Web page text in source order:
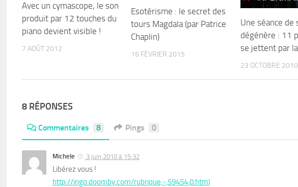
Avec un cymascope, le son
produit par 12 touches du
piano devient visible !
7 AOÛT 2012
Esotérisme : le secret des
tours Magdala (par Patrice
Chaplin)
16 FÉVRIER 2015
Une séance
dégénère : 11
se jettent par
23 OCTOBRE 2010
8 RÉPONSES
Commentaires 8 Pings 0
Michele 3 juin 2010 à 15:32
Libérez vous !
http://ingo.doomby.com/rubrique,-,59454,0.html